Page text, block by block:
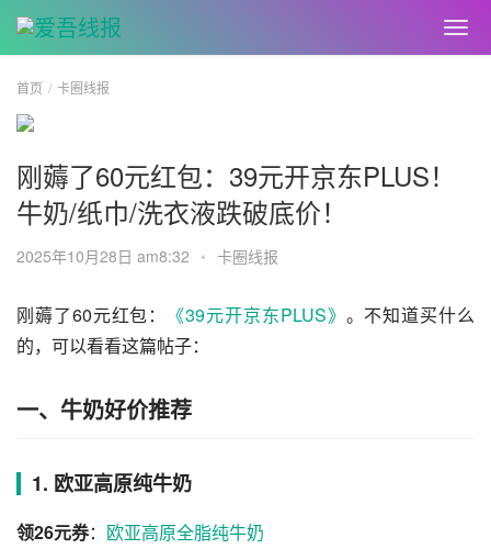
首页 卡圈线报
刚薅了60元红包：39元开京东PLUS！
牛奶/纸巾/洗衣液跌破底价！
2025年10月28日 am8:32 • 卡圈线报
刚薅了60元红包： 《39元开京东PLUS》 。不知道买什么
的，可以看看这篇帖子：
一、牛奶好价推荐
1. 欧亚高原纯牛奶
领26元券： 欧亚高原全脂纯牛奶